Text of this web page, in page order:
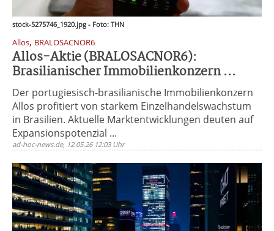
stock-5275746_1920.jpg - Foto: THN
Allos, BRALOSACNOR6
Allos-Aktie (BRALOSACNOR6):
Brasilianischer Immobilienkonzern ...
Der portugiesisch-brasilianische Immobilienkonzern
Allos profitiert von starkem Einzelhandelswachstum
in Brasilien. Aktuelle Marktentwicklungen deuten auf
Expansionspotenzial ...
ad-hoc-news.de, 12.05.26 12:03 Uhr